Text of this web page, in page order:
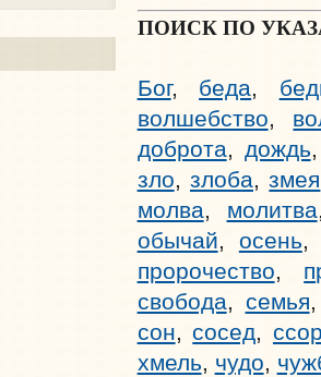
ПОИСК ПО
Бог, беда,
волшебство,
доброта, дождь
зло, злоба,змея
молва, молитва
обычай, осень
пророчество,
свобода, семья
сон, сосед,
хмель, чудо,